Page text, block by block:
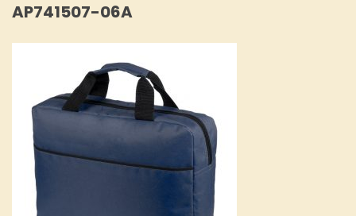
AP741507-06A